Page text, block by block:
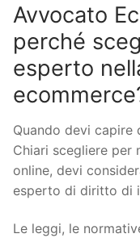
Avvocato
perché
esperto
Quando devi capire
Chiari scegliere per
online, devi
esperto di diritto di
Le leggi, le